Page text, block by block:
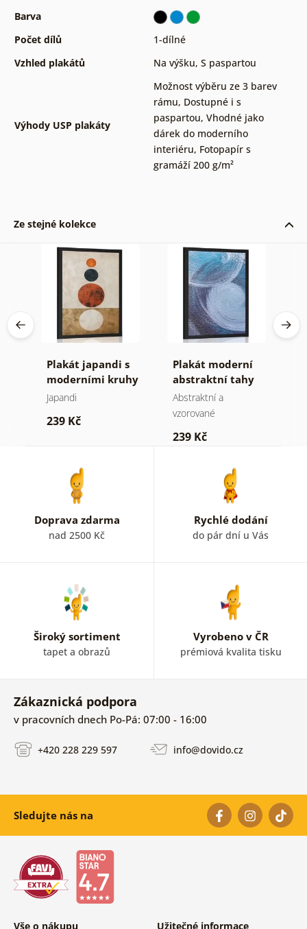
Barva
Počet dílů
1-dílné
Vzhled plakátů
Na výšku, S paspartou
Výhody USP plakáty
Možnost výběru ze 3 barev
rámu, Dostupné i s
paspartou, Vhodné jako
dárek do moderního
interiéru, Fotopapír s
gramáží 200 g/m²
Ze stejné kolekce
Plakát japandi s
moderními kruhy
Japandi
239 Kč
Plakát moderní
abstraktní tahy
Abstraktní a
vzorované
239 Kč
Doprava zdarma
nad 2500 Kč
Rychlé dodání
do pár dní u Vás
Široký sortiment
tapet a obrazů
Vyrobeno v ČR
prémiová kvalita tisku
Zákaznická podpora
v pracovních dnech Po-Pá: 07:00 - 16:00
+420 228 229 597 info@dovido.cz
Sledujte nás na
Vše o nákupu Užitečné informace